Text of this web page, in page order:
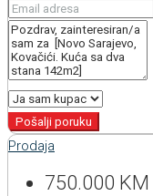
Pošalji poruku
Prodaja
750.000 KM